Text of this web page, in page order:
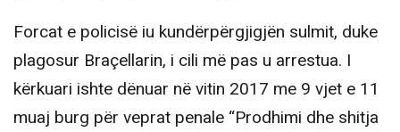
Forcat e policisë iu kundërpërgjigjën sulmit, duke
plagosur Braçellarin, i cili më pas u arrestua. I
kërkuari ishte dënuar në vitin 2017 me 9 vjet e 11
muaj burg për veprat penale “Prodhimi dhe shitja